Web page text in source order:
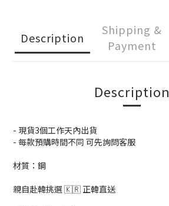
Description
Shipping &
Payment
Description
- 現貨3個工作天內出貨
- 每款預購時間不同 可先詢問客服
材質：鋼
親自赴韓挑選 🇰🇷 正韓直送